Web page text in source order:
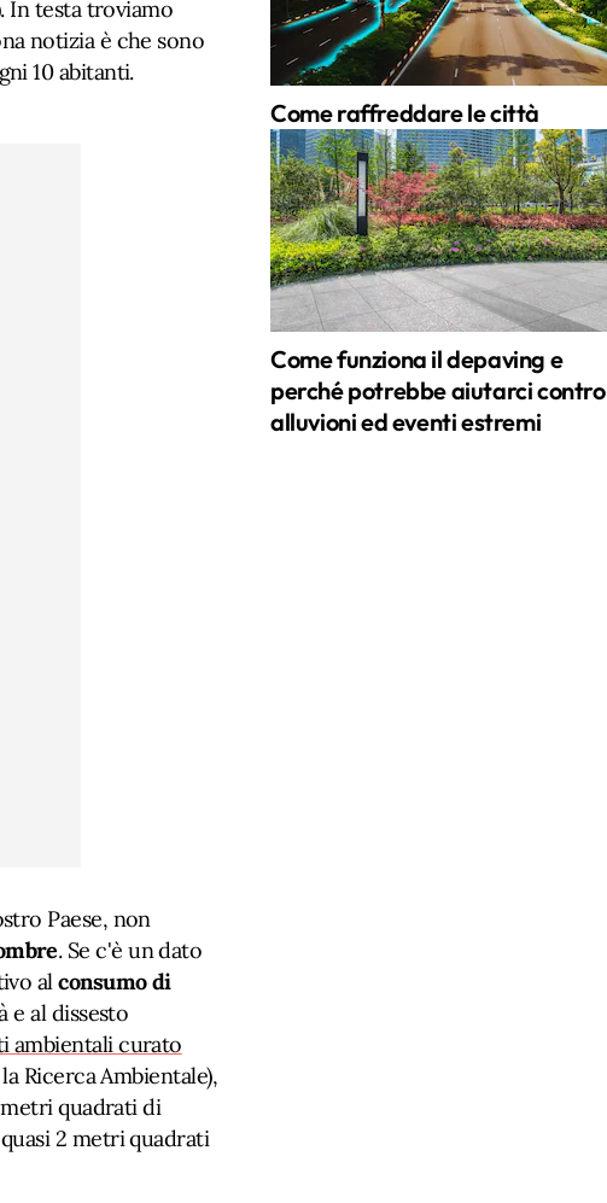
In testa troviamo
notizia è che sono
10 abitanti.
Paese, non
. Se c'è un dato
alconsumo di
e al dissesto
ambientali curato
Ricerca Ambientale),
quadrati di
2 metri quadrati
Come raffreddare le città
Come funziona il depaving e
perché potrebbe aiutarci contro
alluvioni ed eventi estremi